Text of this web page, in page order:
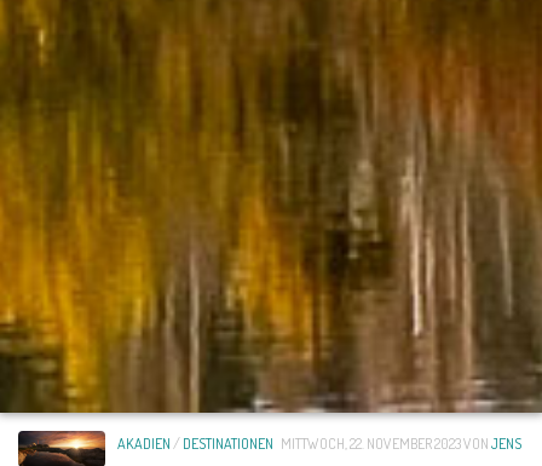
AKADIEN /DESTINATIONEN MITTWOCH, 22. NOVEMBER 2023VONJENS